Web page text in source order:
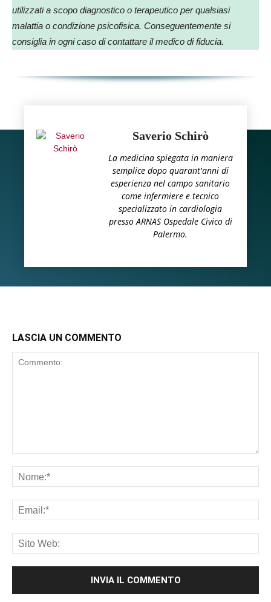
utilizzati a scopo diagnostico o terapeutico per qualsiasi
malattia o condizione psicofisica. Conseguentemente si
consiglia in ogni caso di contattare il medico di fiducia.
Saverio Schirò
La medicina spiegata in maniera
semplice dopo quarant'anni di
esperienza nel campo sanitario
come infermiere e tecnico
specializzato in cardiologia
presso ARNAS Ospedale Civico di
Palermo.
LASCIA UN COMMENTO